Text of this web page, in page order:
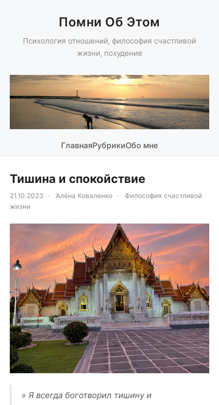
Помни Об Этом
Психология отношений, философия счастливой
жизни, похудение
ГлавнаяРубрикиОбо мне
Тишина и спокойствие
21.10.2023 · Алёна Коваленко ·
Философия счастливой
жизни
» Я всегда боготворил тишину и